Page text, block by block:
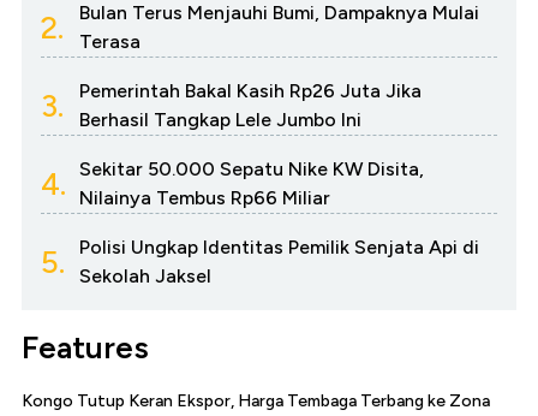
2.
Bulan Terus Menjauhi Bumi, Dampaknya Mulai
Terasa
3.
Pemerintah Bakal Kasih Rp26 Juta Jika
Berhasil Tangkap Lele Jumbo Ini
4.
Sekitar 50.000 Sepatu Nike KW Disita,
Nilainya Tembus Rp66 Miliar
5.
Polisi Ungkap Identitas Pemilik Senjata Api di
Sekolah Jaksel
Features
Kongo Tutup Keran Ekspor, Harga Tembaga Terbang ke Zona